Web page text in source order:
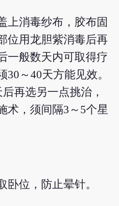
上消毒纱布，胶布固
位用龙胆紫消毒后再
一般数天内可取得疗
～40天方能见效。
再选另一点挑治，
术，须间隔3～5个星
卧位，防止晕针。